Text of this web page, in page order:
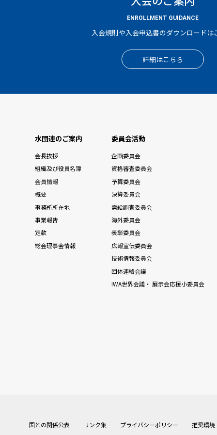
ENROLLMENT GUIDANCE
入会規則や入会申込書のダウンロードは
詳細はこちら
水団連のご案内
会長挨拶
組織及び役員名簿
会員情報
概要
事務所所在地
事業報告
定款
総会理事会情報
委員会活動
企画委員会
資格審査委員会
予算委員会
決算委員会
需給調査委員会
海外委員会
表彰委員会
広報宣伝委員会
技術情報委員会
団体連絡会議
IWA世界会議・ 展示会応援小委員会
国との関係公表 リンク集 プライバシーポリシー 推奨環境